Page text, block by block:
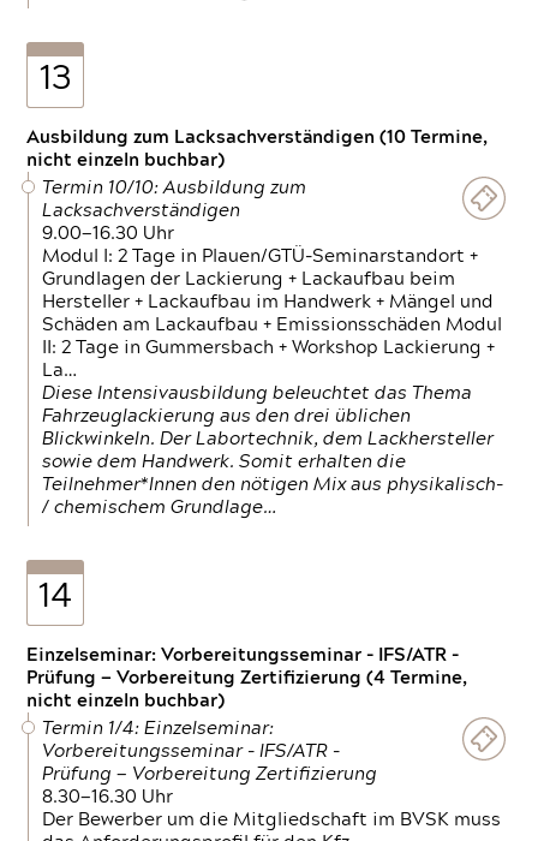
13
Ausbildung zum Lacksachverständigen (10 Termine,
nicht einzeln buchbar)
Termin 10/10: Ausbildung zum
Lacksachverständigen
9.00—16.30 Uhr
Modul I: 2 Tage in Plauen/GTÜ-Seminarstandort +
Grundlagen der Lackierung + Lackaufbau beim
Hersteller + Lackaufbau im Handwerk + Mängel und
Schäden am Lackaufbau + Emissionsschäden Modul
II: 2 Tage in Gummersbach + Workshop Lackierung +
La…
Diese Intensivausbildung beleuchtet das Thema
Fahrzeuglackierung aus den drei üblichen
Blickwinkeln. Der Labortechnik, dem Lackhersteller
sowie dem Handwerk. Somit erhalten die
Teilnehmer*Innen den nötigen Mix aus physikalisch-
/ chemischem Grundlage…
14
Einzelseminar: Vorbereitungsseminar - IFS/ATR -
Prüfung — Vorbereitung Zertifizierung (4 Termine,
nicht einzeln buchbar)
Termin 1/4: Einzelseminar:
Vorbereitungsseminar - IFS/ATR -
Prüfung — Vorbereitung Zertifizierung
8.30—16.30 Uhr
Der Bewerber um die Mitgliedschaft im BVSK muss